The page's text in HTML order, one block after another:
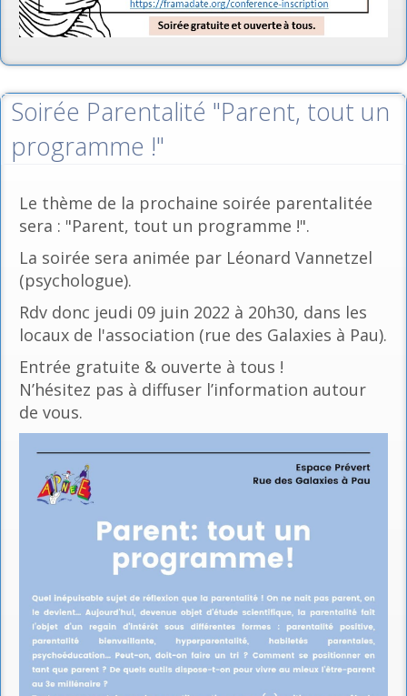
Soirée Parentalité "Parent, tout un
programme !"
Le thème de la prochaine soirée parentalitée
sera : "Parent, tout un programme !".
La soirée sera animée par Léonard Vannetzel
(psychologue).
Rdv donc jeudi 09 juin 2022 à 20h30, dans les
locaux de l'association (rue des Galaxies à Pau).
Entrée gratuite & ouverte à tous !
N’hésitez pas à diffuser l’information autour
de vous.